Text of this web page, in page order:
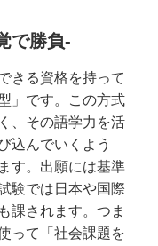
で勝負-
きる資格を持って
」です。この方式
、その語学力を活
込んでいくよう
す。出願には基準
験では日本や国際
課されます。つま
って「社会課題を